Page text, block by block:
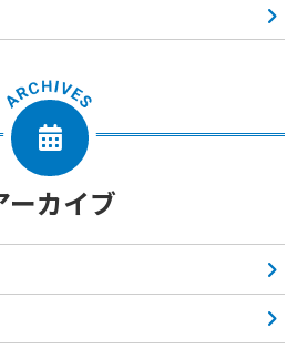
ーカイブ